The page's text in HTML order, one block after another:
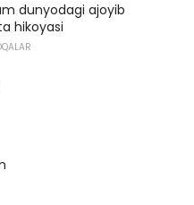
dunyodagi ajoyib
hikoyasi